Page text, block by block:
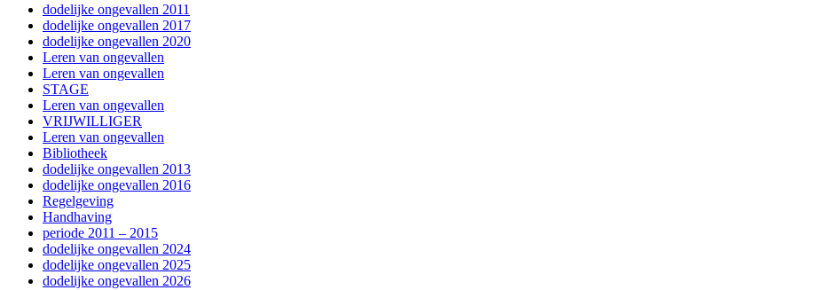
dodelijke ongevallen 2011
dodelijke ongevallen 2017
dodelijke ongevallen 2020
Leren van ongevallen
Leren van ongevallen
STAGE
Leren van ongevallen
VRIJWILLIGER
Leren van ongevallen
Bibliotheek
dodelijke ongevallen 2013
dodelijke ongevallen 2016
Regelgeving
Handhaving
periode 2011 – 2015
dodelijke ongevallen 2024
dodelijke ongevallen 2025
dodelijke ongevallen 2026